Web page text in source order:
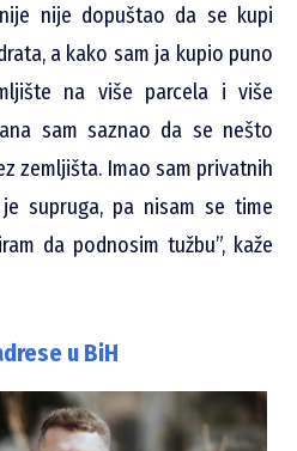
nije dopuštao da se kupi
a kako sam ja kupio puno
na više parcela i više
sam saznao da se nešto
zemljišta. Imao sam privatnih
supruga, pa nisam se time
da podnosim tužbu”, kaže
u BiH